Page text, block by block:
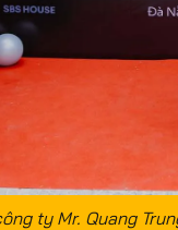
ty Mr. Quang